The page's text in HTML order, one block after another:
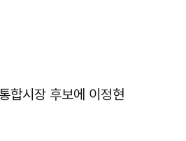
합시장 후보에 이정현